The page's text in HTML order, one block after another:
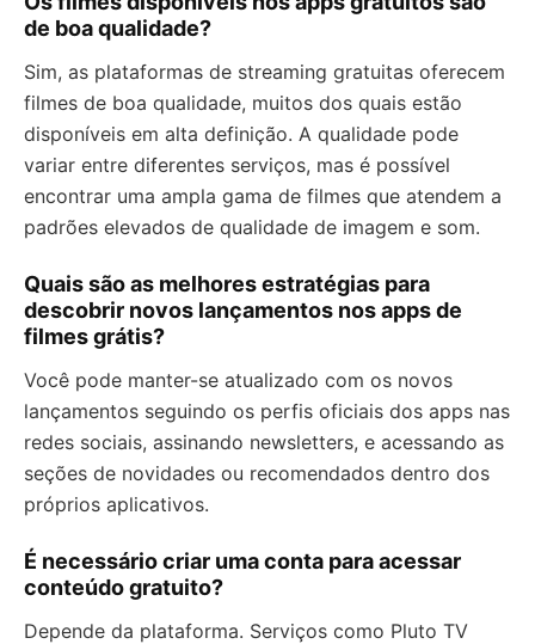
de boa qualidade?
Sim, as plataformas de streaming gratuitas oferecem
filmes de boa qualidade, muitos dos quais estão
disponíveis em alta definição. A qualidade pode
variar entre diferentes serviços, mas é possível
encontrar uma ampla gama de filmes que atendem a
padrões elevados de qualidade de imagem e som.
Quais são as melhores estratégias para
descobrir novos lançamentos nos apps de
filmes grátis?
Você pode manter-se atualizado com os novos
lançamentos seguindo os perfis oficiais dos apps nas
redes sociais, assinando newsletters, e acessando as
seções de novidades ou recomendados dentro dos
próprios aplicativos.
É necessário criar uma conta para acessar
conteúdo gratuito?
Depende da plataforma. Serviços como Pluto TV